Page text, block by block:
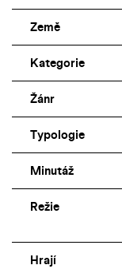
Země
Kategorie
Žánr
Typologie
Minutáž
Režie
Hrají